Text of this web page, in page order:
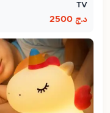
TV
د.ج